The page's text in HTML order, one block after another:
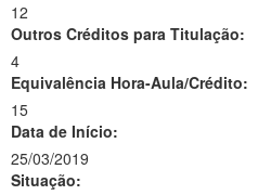
12
Outros Créditos para Titulação:
4
Equivalência Hora-Aula/Crédito:
15
Data de Início:
25/03/2019
Situação: